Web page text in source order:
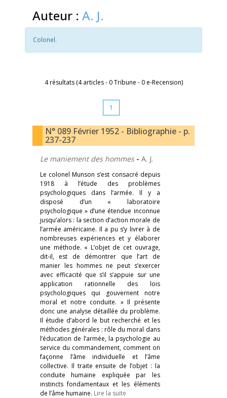
Auteur : A. J.
Colonel.
4 résultats (4 articles - 0 Tribune - 0 e-Recension)
1
N° 089 Février 1952 - Bibliographie - p.
237-237
Le maniement des hommes - A. J.
Le colonel Munson s’est consacré depuis
1918 à l’étude des problèmes
psychologiques dans l’armée. Il y a
disposé d’un « laboratoire
psychologique » d’une étendue inconnue
jusqu’alors : la section d’action morale de
l’armée américaine. Il a pu s’y livrer à de
nombreuses expériences et y élaborer
une méthode. « L’objet de cet ouvrage,
dit-il, est de démontrer que l’art de
manier les hommes ne peut s’exercer
avec efficacité que s’il s’appuie sur une
application rationnelle des lois
psychologiques qui gouvernent notre
moral et notre conduite. » Il présente
donc une analyse détaillée du problème.
Il étudie d’abord le but recherché et les
méthodes générales : rôle du moral dans
l’éducation de l’armée, la psychologie au
service du commandement, comment on
façonne l’âme individuelle et l’âme
collective. Il traite ensuite de l’objet : la
conduite humaine expliquée par les
instincts fondamentaux et les éléments
de l’âme humaine. Lire la suite